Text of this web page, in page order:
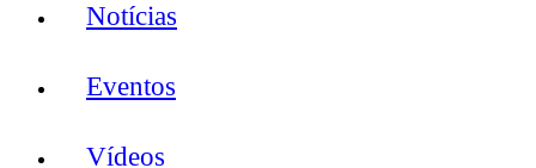
Notícias
Eventos
Vídeos